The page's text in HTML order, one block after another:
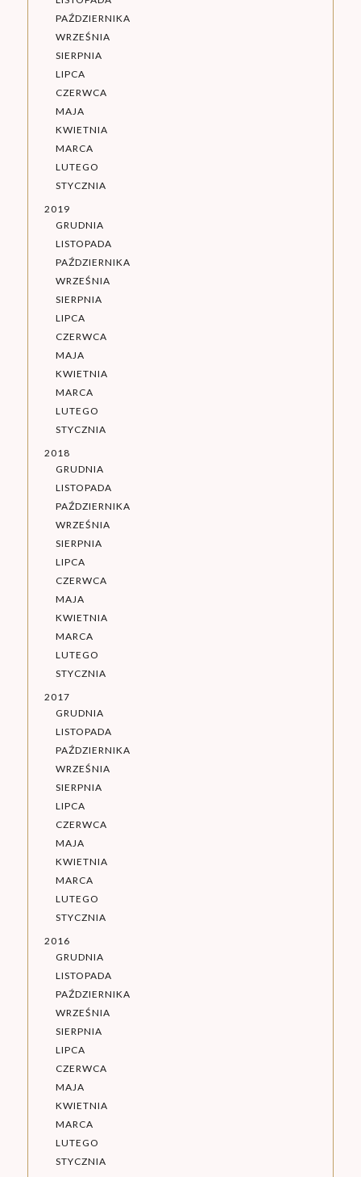
PAŹDZIERNIKA
WRZEŚNIA
SIERPNIA
LIPCA
CZERWCA
MAJA
KWIETNIA
MARCA
LUTEGO
STYCZNIA
2019
GRUDNIA
LISTOPADA
PAŹDZIERNIKA
WRZEŚNIA
SIERPNIA
LIPCA
CZERWCA
MAJA
KWIETNIA
MARCA
LUTEGO
STYCZNIA
2018
GRUDNIA
LISTOPADA
PAŹDZIERNIKA
WRZEŚNIA
SIERPNIA
LIPCA
CZERWCA
MAJA
KWIETNIA
MARCA
LUTEGO
STYCZNIA
2017
GRUDNIA
LISTOPADA
PAŹDZIERNIKA
WRZEŚNIA
SIERPNIA
LIPCA
CZERWCA
MAJA
KWIETNIA
MARCA
LUTEGO
STYCZNIA
2016
GRUDNIA
LISTOPADA
PAŹDZIERNIKA
WRZEŚNIA
SIERPNIA
LIPCA
CZERWCA
MAJA
KWIETNIA
MARCA
LUTEGO
STYCZNIA